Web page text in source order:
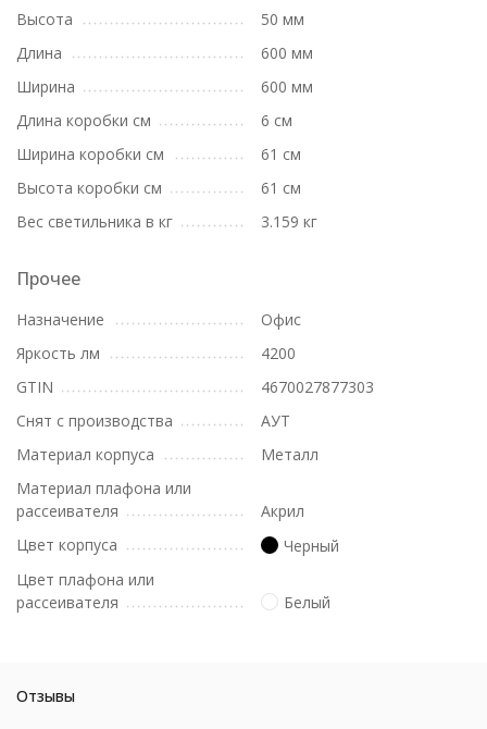
Высота
50 мм
Длина
600 мм
Ширина
600 мм
Длина коробки см
6 см
Ширина коробки см
61 см
Высота коробки см
61 см
Вес светильника в кг
3.159 кг
Прочее
Назначение
Офис
Яркость лм
4200
GTIN
4670027877303
Снят с производства
АУТ
Материал корпуса
Металл
Материал плафона или
рассеивателя
Акрил
Цвет корпуса
Черный
Цвет плафона или
рассеивателя
Белый
Отзывы